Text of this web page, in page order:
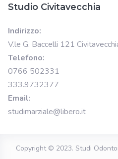
Studio Civitavecchia
Indirizzo:
V.le G. Baccelli 121
Telefono:
0766 502331
333.9732377
Email:
studimarziale@libero.it
Copyright © 2023. Studi